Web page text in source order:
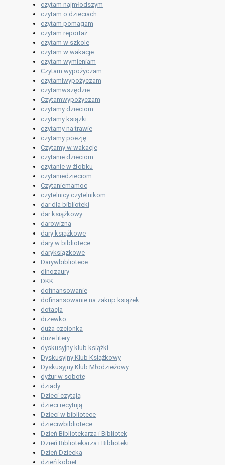
czytam najmłodszym
czytam o dzieciach
czytam pomagam
czytam reportaż
czytam w szkole
czytam w wakacje
czytam wymieniam
Czytam wypożyczam
czytamiwypożyczam
czytamwszędzie
Czytamwypożyczam
czytamy dzieciom
czytamy ksiązki
czytamy na trawie
czytamy poezję
Czytamy w wakacje
czytanie dzieciom
czytanie w żłobku
czytaniedzieciom
Czytaniemamoc
czytelnicy czytelnikom
dar dla biblioteki
dar książkowy
darowizna
dary książkowe
dary w bibliotece
daryksiązkowe
Darywbibliotece
dinozaury
DKK
dofinansowanie
dofinansowanie na zakup książek
dotacja
drzewko
duża czcionka
duże litery
dyskusyjny klub książki
Dyskusyjny Klub Książkowy
Dyskusyjny Klub Młodzieżowy
dyżur w sobotę
dziady
Dzieci czytają
dzieci recytują
Dzieci w bibliotece
dzieciwbibliotece
Dzień Bibliotekarza i Bibliotek
Dzień Bibliotekarza i Biblioteki
Dzień Dziecka
dzień kobiet